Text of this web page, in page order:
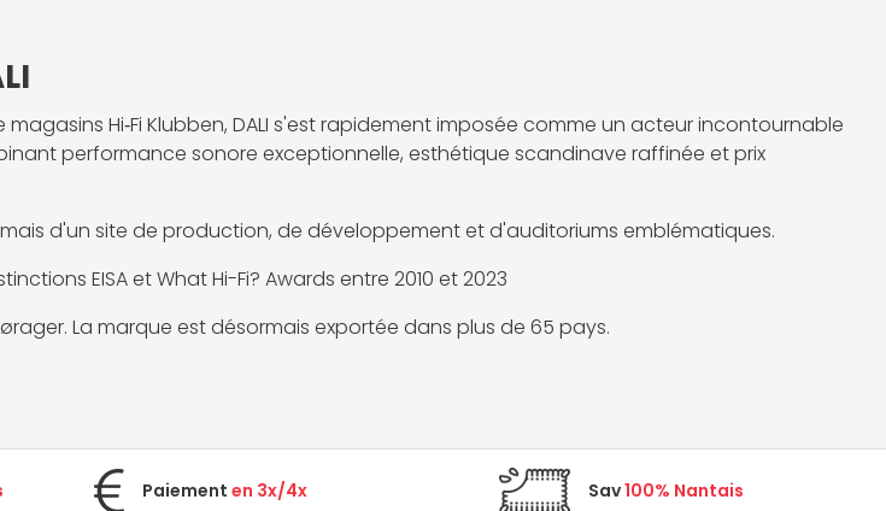
Hi‑Fi Klubben, DALI s'est rapidement imposée comme un acteur incontournable
performance sonore exceptionnelle, esthétique scandinave raffinée et prix
d'un site de production, de développement et d'auditoriums emblématiques.
EISA et What Hi-Fi? Awards entre 2010 et 2023
La marque est désormais exportée dans plus de 65 pays.
Paiement en 3x/4x Sav100% Nantais